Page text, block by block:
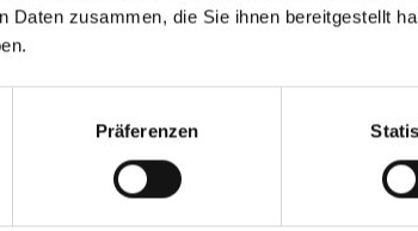
Daten zusammen, die Sie ihnen bereitgestellt
Präferenzen
2021 Weingut Wurzinger, Apetlon
2020: Weingut Artner, Deutschkreutz
Weingut Hautzinger, Tadten